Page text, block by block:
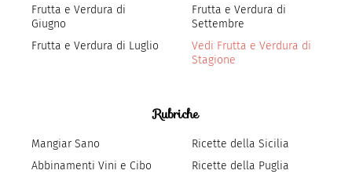
Frutta e Verdura di
Giugno
Frutta e Verdura di Luglio
Frutta e Verdura di
Settembre
Vedi Frutta e Verdura di
Stagione
Rubriche
Mangiar Sano
Abbinamenti Vini e Cibo
Ricette della Sicilia
Ricette della Puglia